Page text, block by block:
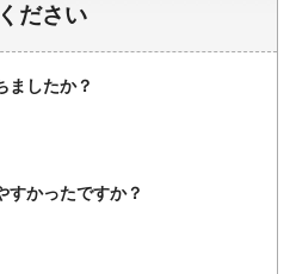
ださい
ましたか？
すかったですか？